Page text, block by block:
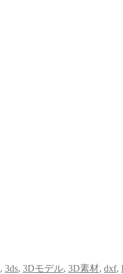
, 3ds, 3Dモデル, 3D素材, dxf,